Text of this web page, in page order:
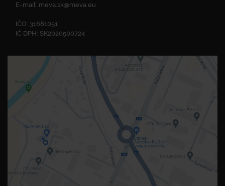
E-mail: meva.sk@meva.eu
IČO: 31681051
IČ DPH: SK2020500724